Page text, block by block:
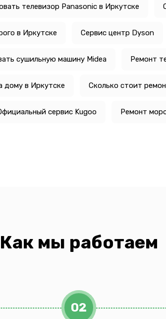
телевизор Panasonic в Иркутске
в Иркутске Сервис центр Dyson
сушильную машину Midea Ремонт
дому в Иркутске Сколько стоит
сервис Kugoo Ремонт
Как мы работаем
02